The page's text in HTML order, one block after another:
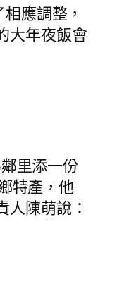
應調整，
大年夜飯會
里添一份
特產，他
人陳萌說：